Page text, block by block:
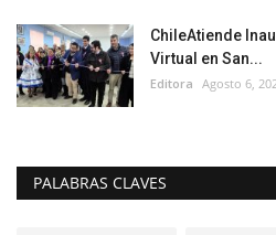
ChileAtiende
Virtual en San...
Editora Agosto 6,
PALABRAS CLAVES